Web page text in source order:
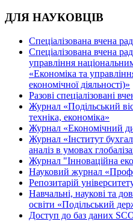
ДЛЯ НАУКОВЦІВ
Спеціалізована вчена
Спеціалізована вчена
управління
«Економіка та
економічної діяльності)»
Разові спеціалізовані
Журнал «Подільський
техніка, економіка»
Журнал «Економічний
Журнал «Інститут
аналіз в умовах
Журнал "Інноваційна
Науковий журнал
Репозитарій
Навчальні, наукові та
освіти «Подільський
Доступ до баз даних